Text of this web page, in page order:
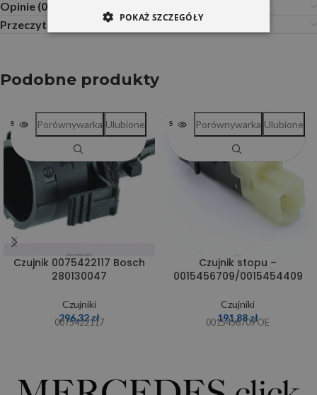
Opinie (0)
Przeczytaj Przed Zakupem
Podobne produkty
SOLD OUT
Czujnik 0075422117 Bosch
280130047
Czujniki
296,32zł
0075422117
Porównywarka Ulubione SOLD OUT
Czujnik stopu –
0015456709/0015454409
Czujniki
191,88zł
0015456709 OE
Porównywarka Ulubione
POKAŻ SZCZEGÓŁY